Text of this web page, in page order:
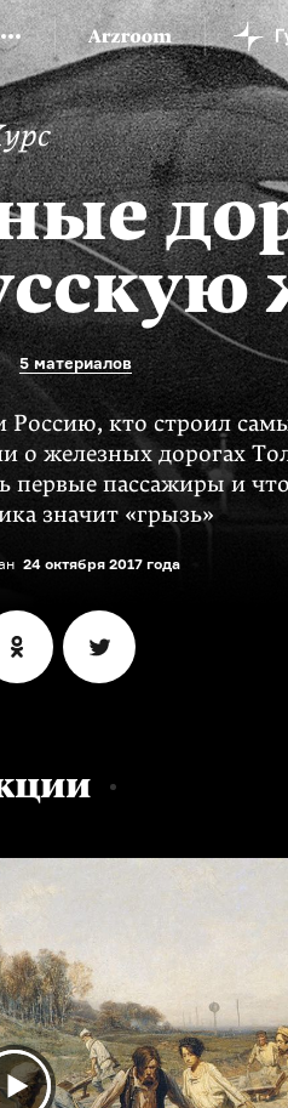
Онлайн-университет
от «гой еси» до «лол кек»
литература XX века
5 материалов
кто строил
о железных дорогах
первые пассажиры и
значит «грызь»
24 октября 2017 года